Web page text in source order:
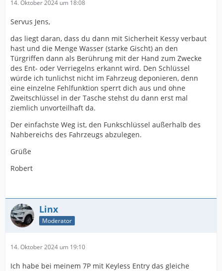
14. Oktober 2024 um 18:08
Servus Jens,
das liegt daran, dass du dann mit Sicherheit Kessy verbaut
hast und die Menge Wasser (starke Gischt) an den
Türgriffen dann als Berührung mit der Hand zum Zwecke
des Ent- oder Verriegelns erkannt wird. Den Schlüssel
würde ich tunlichst nicht im Fahrzeug deponieren, denn
eine einzelne Fehlfunktion sperrt dich aus und ohne
Zweitschlüssel in der Tasche stehst du dann erst mal
ziemlich unvorteilhaft da.
Der einfachste Weg ist, den Funkschlüssel außerhalb des
Nahbereichs des Fahrzeugs abzulegen.
Grüße
Robert
Linx
Moderator
14. Oktober 2024 um 19:10
Ich habe bei meinem 7P mit Keyless Entry das gleiche